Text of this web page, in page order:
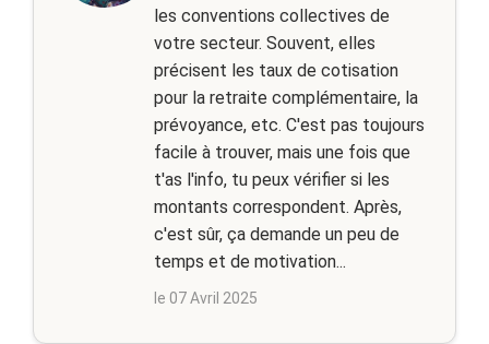
les conventions collectives de
votre secteur. Souvent, elles
précisent les taux de cotisation
pour la retraite complémentaire, la
prévoyance, etc. C'est pas toujours
facile à trouver, mais une fois que
t'as l'info, tu peux vérifier si les
montants correspondent. Après,
c'est sûr, ça demande un peu de
temps et de motivation...
le 07 Avril 2025